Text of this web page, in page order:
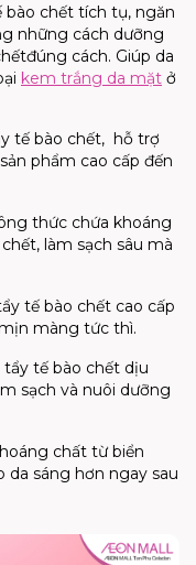
bào chết tích tụ, ngăn
những cách dưỡng
đúng cách. Giúp da
kem trắng da mặt ở
tế bào chết, hỗ trợ
phẩm cao cấp đến
thức chứa khoáng
làm sạch sâu mà
ẩy tế bào chết cao cấp
màng tức thì.
tẩy tế bào chết dịu
sạch và nuôi dưỡng
chất từbiển
da sáng hơn ngay sau